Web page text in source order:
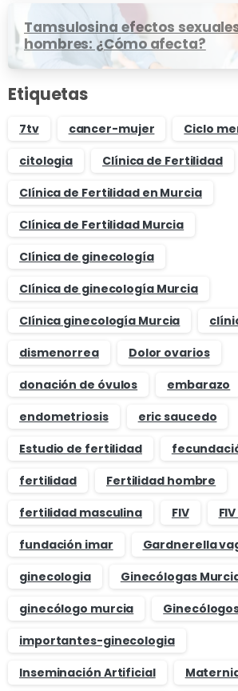
Tamsulosina efectos
hombres: ¿Cómo afecta?
Etiquetas
7tv cancer-mujer
Ciclo
citologia
Clínica de Fertilidad
Clínica de Fertilidad en Murcia
Clínica de Fertilidad Murcia
Clínica de ginecología
Clínica de ginecología Murcia
Clínica ginecología Murcia
dismenorrea
Dolor ovarios
donación de óvulos
embarazo
endometriosis
eric saucedo
Estudio de fertilidad
fertilidad
Fertilidad hombre
fertilidad masculina
FIV
fundación imar
Gardnerella
ginecologia
Ginecólogas
ginecólogo murcia
importantes-ginecologia
Inseminación Artificial